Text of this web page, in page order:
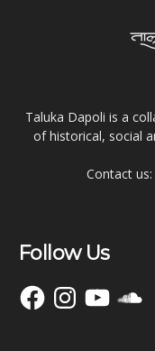
Taluka Dapoli is a
of historical, social
Contact us:
Follow Us
FacebookInstagramYouTube